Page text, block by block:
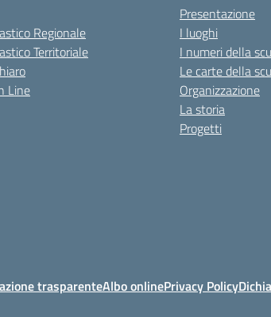
Regionale
Territoriale
Line
Presentazione
I luoghi
I numeri della
Le carte della
Organizzazione
La storia
Progetti
trasparenteAlbo onlinePrivacy Policy